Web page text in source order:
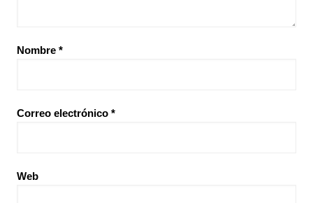
Nombre *
Correo electrónico *
Web